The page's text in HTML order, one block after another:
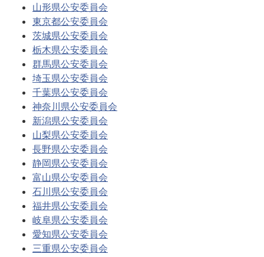
山形県公安委員会
東京都公安委員会
茨城県公安委員会
栃木県公安委員会
群馬県公安委員会
埼玉県公安委員会
千葉県公安委員会
神奈川県公安委員会
新潟県公安委員会
山梨県公安委員会
長野県公安委員会
静岡県公安委員会
富山県公安委員会
石川県公安委員会
福井県公安委員会
岐阜県公安委員会
愛知県公安委員会
三重県公安委員会